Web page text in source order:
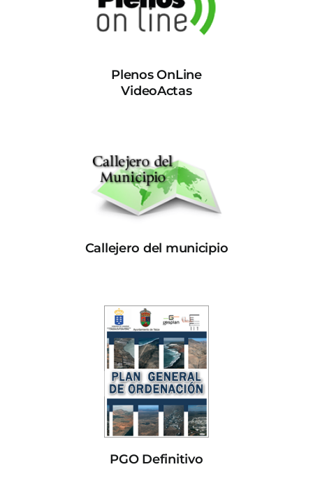
Plenos OnLine
VideoActas
Callejero del municipio
PGO Definitivo